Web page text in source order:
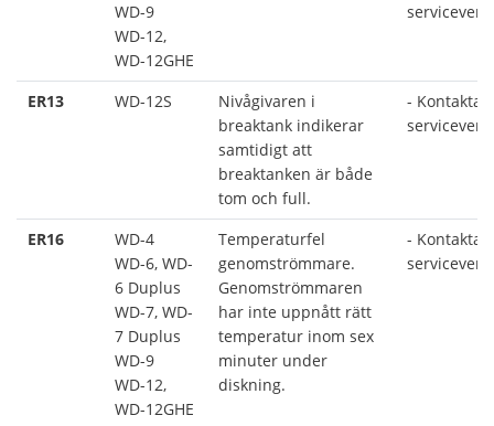
WD-9
WD-12,
WD-12GHE
ER13 WD-12S
Nivågivaren i
breaktank indikerar
samtidigt att
breaktanken är både
tom och full.
- Kontakta
ER16
WD-4
WD-6, WD-
6 Duplus
WD-7, WD-
7 Duplus
WD-9
WD-12,
WD-12GHE
Temperaturfel
genomströmmare.
Genomströmmaren
har inte uppnått rätt
temperatur inom sex
minuter under
diskning.
- Kontakta